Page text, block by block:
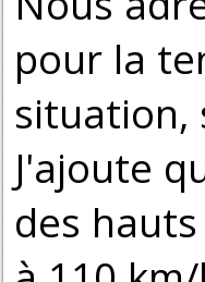
pour la
situation,
J'ajoute
des